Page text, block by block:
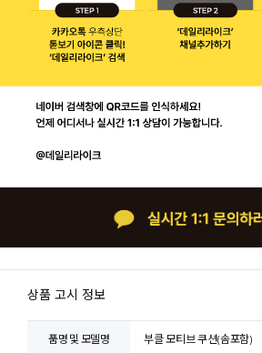
상품 고시 정보
품명 및 모델명 부클 모티브 쿠션(솜포함)